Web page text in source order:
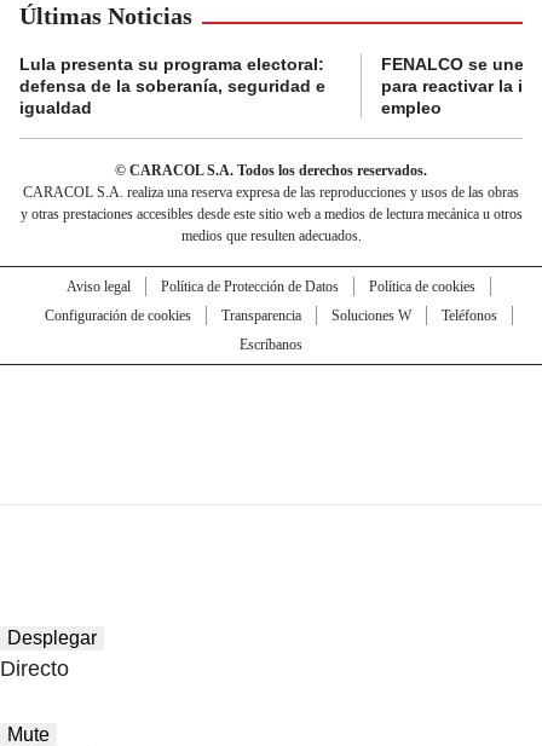
Últimas Noticias
Lula presenta su programa electoral:
defensa de la soberanía, seguridad e
igualdad
FENALCO se une
para reactivar la
empleo
© CARACOL S.A. Todos los derechos reservados.
CARACOL S.A. realiza una reserva expresa de las reproducciones y usos de las obras
y otras prestaciones accesibles desde este sitio web a medios de lectura mecánica u otros
medios que resulten adecuados.
Aviso legal Política de Protección de Datos
Política de cookies
Configuración de cookies
Transparencia Soluciones W
Teléfonos
Escríbanos
Desplegar
Directo
Mute